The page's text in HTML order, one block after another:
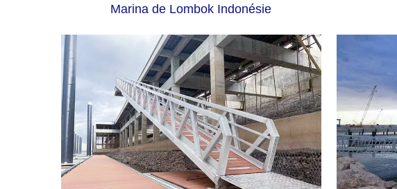
Marina de Lombok Indonésie